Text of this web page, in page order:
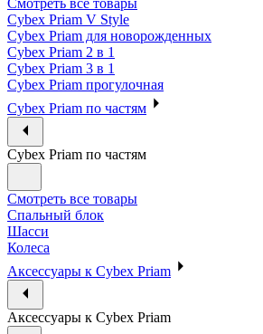
Cybex Priam V Style
Cybex Priam для новорожденных
Cybex Priam 2 в 1
Cybex Priam 3 в 1
Cybex Priam прогулочная
Cybex Priam по частям
Cybex Priam по частям
Смотреть все товары
Спальный блок
Шасси
Колеса
Аксессуары к Cybex Priam
Аксессуары к Cybex Priam